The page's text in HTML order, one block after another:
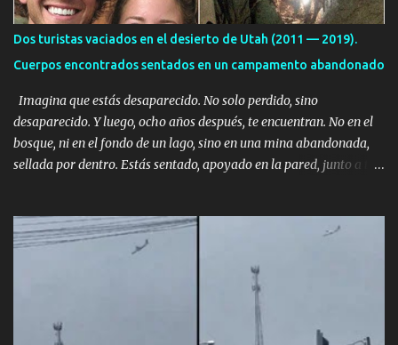
Dos turistas vaciados en el desierto de Utah (2011 — 2019).
Cuerpos encontrados sentados en un campamento abandonado
Imagina que estás desaparecido. No solo perdido, sino
desaparecido. Y luego, ocho años después, te encuentran. No en el
bosque, ni en el fondo de un lago, sino en una mina abandonada,
sellada por dentro. Estás sentado, apoyado en la pared, junto a tu
una historia de monstruos de película. Esta es la historia real de
Sarah y Andrew. Es la historia de cómo un viaje de tres días al
desierto se convirtió en un misterio de ocho años, cuya respuesta
resultó ser más aterradora de lo que nadie podría haber
una pareja normal de Colorado. Ella tenía 26 años. Él, 28. No eran